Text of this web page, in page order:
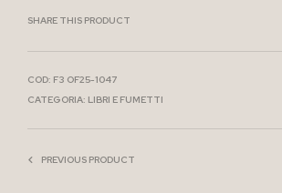
SHARE THIS PRODUCT
COD: F3 OF25-1047
CATEGORIA: LIBRI E FUMETTI
PREVIOUS PRODUCT